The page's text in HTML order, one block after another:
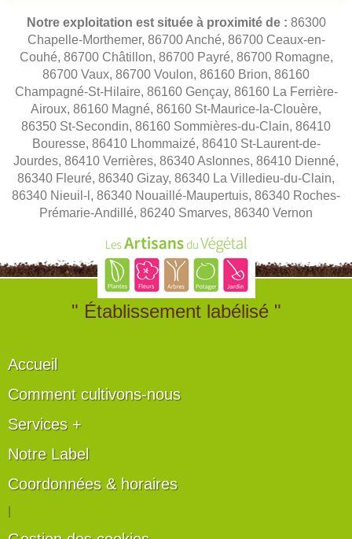
Notre exploitation est située à proximité de : 86300
Chapelle-Morthemer, 86700 Anché, 86700 Ceaux-en-
Couhé, 86700 Châtillon, 86700 Payré, 86700 Romagne,
86700 Vaux, 86700 Voulon, 86160 Brion, 86160
Champagné-St-Hilaire, 86160 Gençay, 86160 La Ferrière-
Airoux, 86160 Magné, 86160 St-Maurice-la-Clouère,
86350 St-Secondin, 86160 Sommières-du-Clain, 86410
Bouresse, 86410 Lhommaizé, 86410 St-Laurent-de-
Jourdes, 86410 Verrières, 86340 Aslonnes, 86410 Dienné,
86340 Fleuré, 86340 Gizay, 86340 La Villedieu-du-Clain,
86340 Nieuil-l, 86340 Nouaillé-Maupertuis, 86340 Roches-
Prémarie-Andillé, 86240 Smarves, 86340 Vernon
" Établissement labélisé "
Accueil
Comment cultivons-nous
Services +
Notre Label
Coordonnées & horaires